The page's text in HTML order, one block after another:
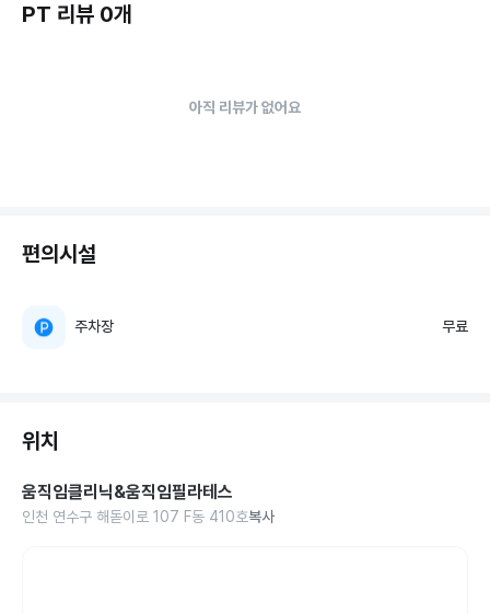
PT 리뷰 0개
아직 리뷰가 없어요
편의시설
주차장 무료
위치
움직임클리닉&움직임필라테스
인천 연수구 해돋이로 107 F동 410호복사